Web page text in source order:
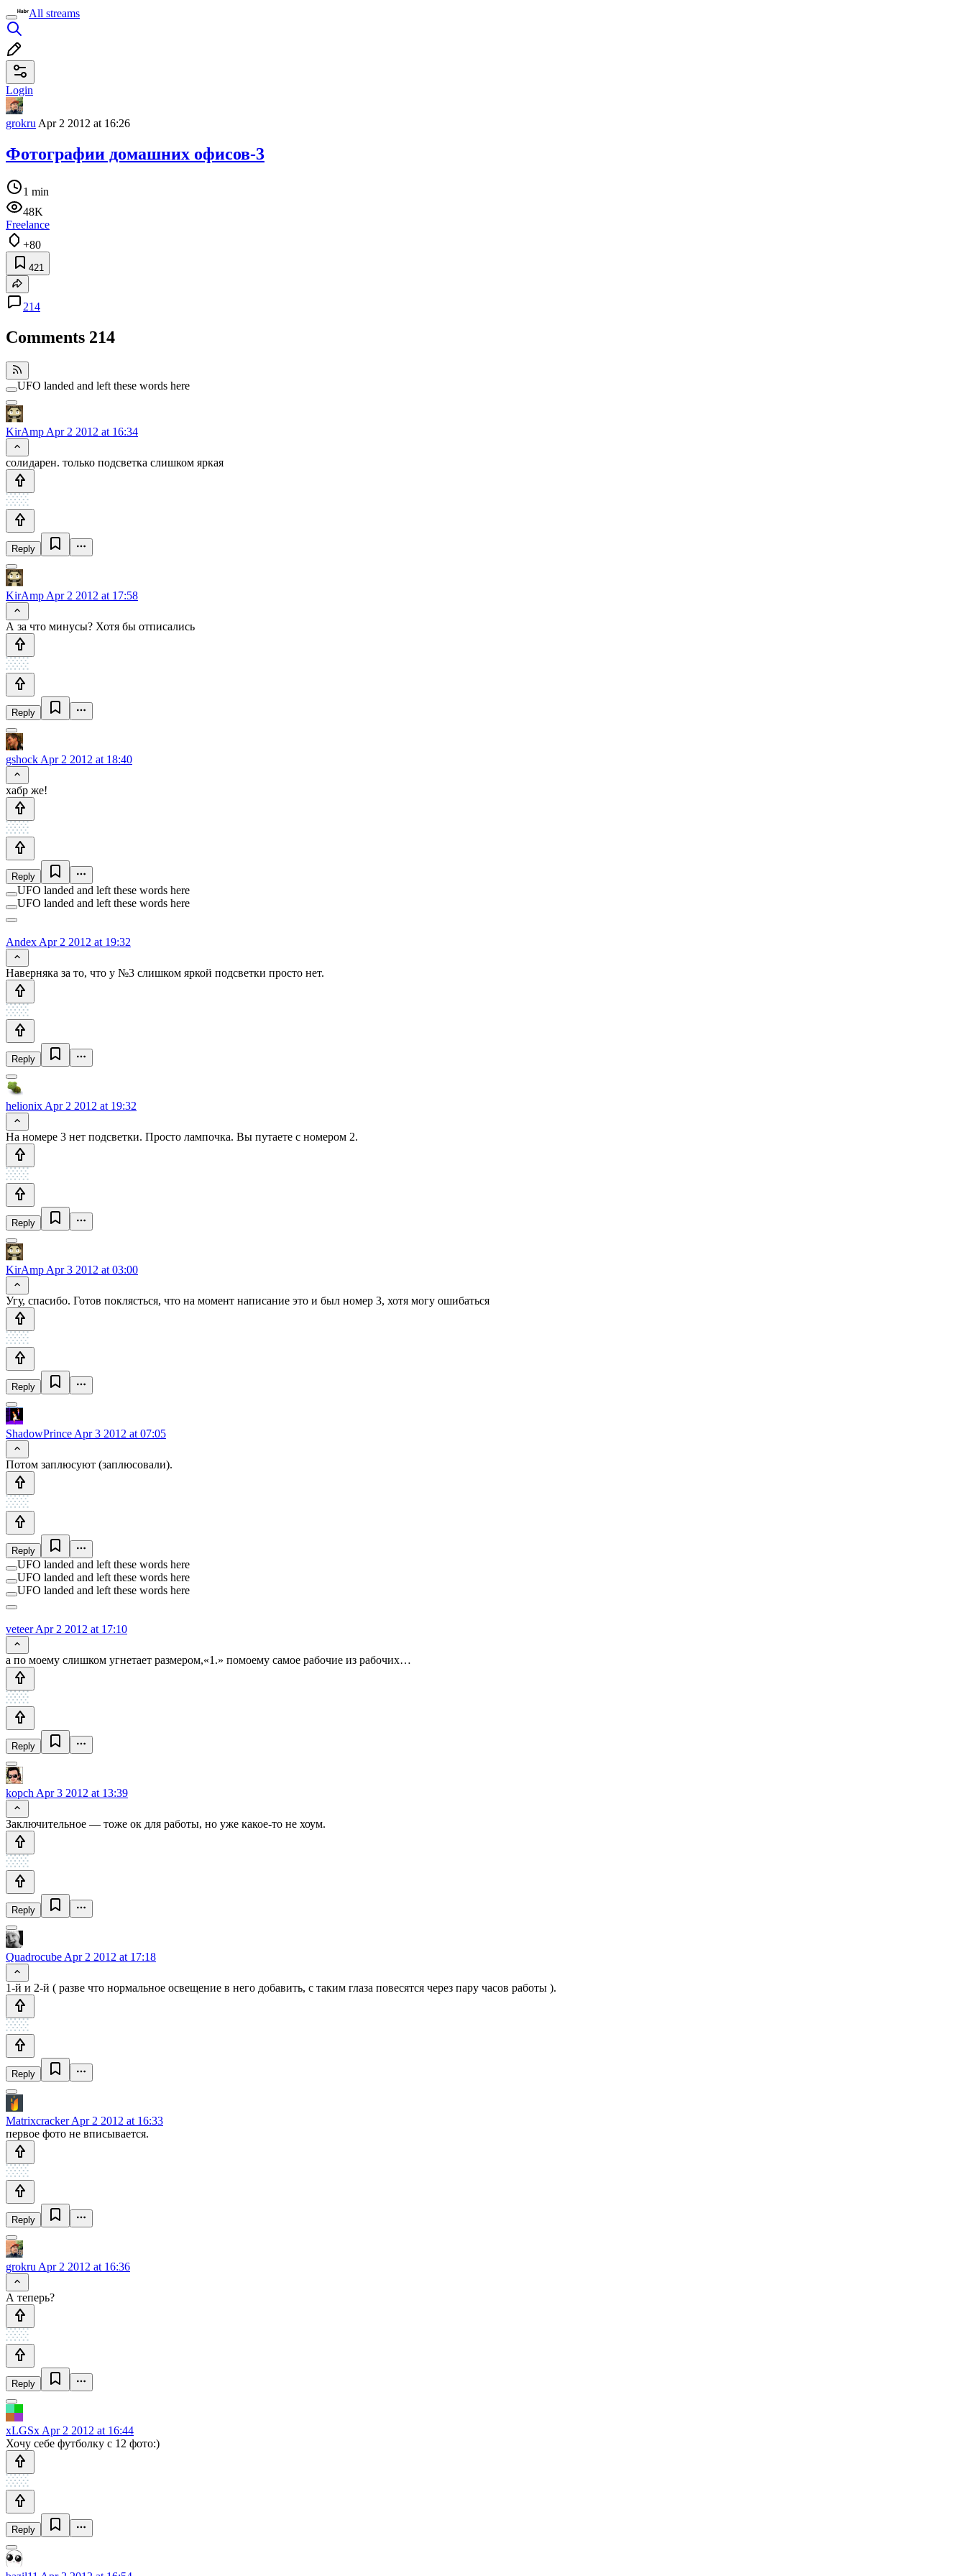
All streams
Login
grokru Apr 2 2012 at 16:26
Фотографии домашних офисов-3
1 min
48K
Freelance
+80
421
214
Comments 214
UFO landed and left these words here
KirAmp Apr 2 2012 at 16:34
солидарен. только подсветка слишком яркая
Reply
KirAmp Apr 2 2012 at 17:58
А за что минусы? Хотя бы отписались
Reply
gshock Apr 2 2012 at 18:40
хабр же!
Reply
UFO landed and left these words here
UFO landed and left these words here
Andex Apr 2 2012 at 19:32
Наверняка за то, что у №3 слишком яркой подсветки просто нет.
Reply
helionix Apr 2 2012 at 19:32
На номере 3 нет подсветки. Просто лампочка. Вы путаете с номером 2.
Reply
KirAmp Apr 3 2012 at 03:00
Угу, спасибо. Готов поклясться, что на момент написание это и был номер 3, хотя могу ошибаться
Reply
ShadowPrince Apr 3 2012 at 07:05
Потом заплюсуют (заплюсовали).
Reply
UFO landed and left these words here
UFO landed and left these words here
UFO landed and left these words here
veteerApr 2 2012 at 17:10
а по моему слишком угнетает размером,«1.» помоему самое рабочие из рабочих…
Reply
kopch Apr 3 2012 at 13:39
Заключительное — тоже ок для работы, но уже какое-то не хоум.
Reply
Quadrocube Apr 2 2012 at 17:18
1-й и 2-й ( разве что нормальное освещение в него добавить, с таким глаза повесятся через пару часов работы ).
Reply
MatrixcrackerApr 2 2012 at 16:33
первое фото не вписывается.
Reply
grokru Apr 2 2012 at 16:36
А теперь?
Reply
xLGSx Apr 2 2012 at 16:44
Хочу себе футболку с 12 фото:)
Reply